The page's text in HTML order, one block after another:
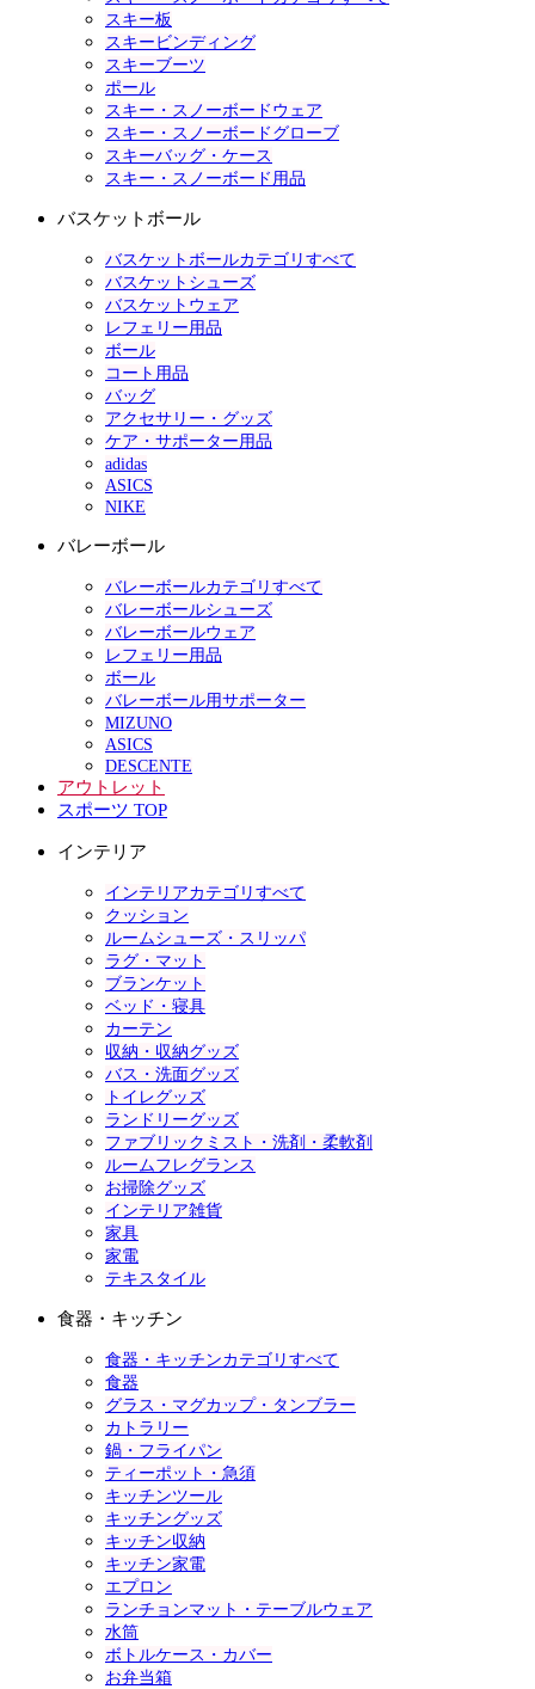
スキー板
スキービンディング
スキーブーツ
ポール
スキー・スノーボードウェア
スキー・スノーボードグローブ
スキーバッグ・ケース
スキー・スノーボード用品
バスケットボール
バスケットボールカテゴリすべて
バスケットシューズ
バスケットウェア
レフェリー用品
ボール
コート用品
バッグ
アクセサリー・グッズ
ケア・サポーター用品
adidas
ASICS
NIKE
バレーボール
バレーボールカテゴリすべて
バレーボールシューズ
バレーボールウェア
レフェリー用品
ボール
バレーボール用サポーター
MIZUNO
ASICS
DESCENTE
アウトレット
スポーツ TOP
インテリア
インテリアカテゴリすべて
クッション
ルームシューズ・スリッパ
ラグ・マット
ブランケット
ベッド・寝具
カーテン
収納・収納グッズ
バス・洗面グッズ
トイレグッズ
ランドリーグッズ
ファブリックミスト・洗剤・柔軟剤
ルームフレグランス
お掃除グッズ
インテリア雑貨
家具
家電
テキスタイル
食器・キッチン
食器・キッチンカテゴリすべて
食器
グラス・マグカップ・タンブラー
カトラリー
鍋・フライパン
ティーポット・急須
キッチンツール
キッチングッズ
キッチン収納
キッチン家電
エプロン
ランチョンマット・テーブルウェア
水筒
ボトルケース・カバー
お弁当箱